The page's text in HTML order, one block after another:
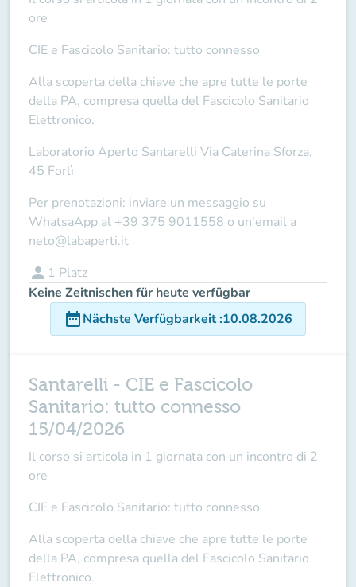
ore
CIE e Fascicolo Sanitario: tutto connesso
Alla scoperta della chiave che apre tutte le porte
della PA, compresa quella del Fascicolo Sanitario
Elettronico.
Laboratorio Aperto Santarelli Via Caterina Sforza,
45 Forlì
Per prenotazioni: inviare un messaggio su
WhatsaApp al +39 375 9011558 o un'email a
neto@labaperti.it
person 1 Platz
Keine Zeitnischen für heute verfügbar
date_rangeNächste Verfügbarkeit:10.08.2026
Santarelli - CIE e Fascicolo
Sanitario: tutto connesso
15/04/2026
Il corso si articola in 1 giornata con un incontro di 2
ore
CIE e Fascicolo Sanitario: tutto connesso
Alla scoperta della chiave che apre tutte le porte
della PA, compresa quella del Fascicolo Sanitario
Elettronico.